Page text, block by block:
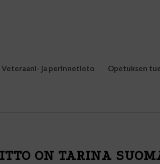
Veteraani- ja perinnetieto Opetuksen
ON TARINA